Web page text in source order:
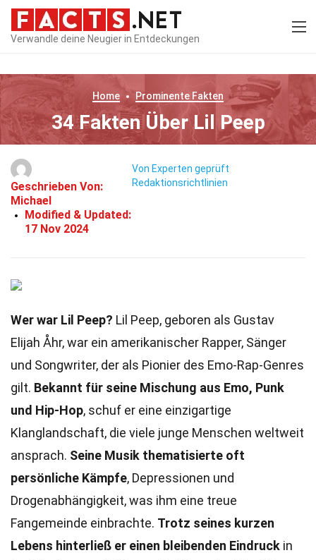
Verwandle deine Neugier in Entdeckungen
Home Prominente Fakten
34 Fakten Über Lil Peep
Geschrieben Von:
Michael
Modified & Updated:
17 Nov 2024
Von Experten geprüft
Redaktionsrichtlinien
Wer war Lil Peep? Lil Peep, geboren als Gustav
Elijah Åhr, war ein amerikanischer Rapper, Sänger
und Songwriter, der als Pionier des Emo-Rap-Genres
gilt. Bekannt für seine Mischung aus Emo, Punk
und Hip-Hop, schuf er eine einzigartige
Klanglandschaft, die viele junge Menschen weltweit
ansprach. Seine Musik thematisierte oft
persönliche Kämpfe, Depressionen und
Drogenabhängigkeit, was ihm eine treue
Fangemeinde einbrachte. Trotz seines kurzen
Lebens hinterließ er einen bleibenden Eindruck in